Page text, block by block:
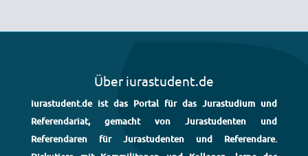
Über iurastudent.de
iurastudent.de ist das Portal für das Jurastudium und
Referendariat, gemacht von Jurastudenten und
Referendaren für Jurastudenten und Referendare.